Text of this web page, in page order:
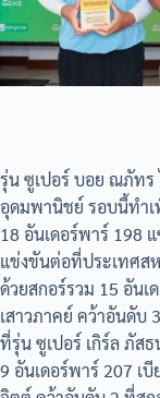
รุ่น ซูเปอร์ บอย ณภัท
อุดมพานิชย์ รอบนี้ทำเ
18 อันเดอร์พาร์ 198
แข่งขันต่อที่ประเทศส
ด้วยสกอร์รวม 15 อัน
เสาวภาคย์ คว้าอันดับ
ที่รุ่น ซูเปอร์ เกิร์ล ภัส
9 อันเดอร์พาร์ 207 เ